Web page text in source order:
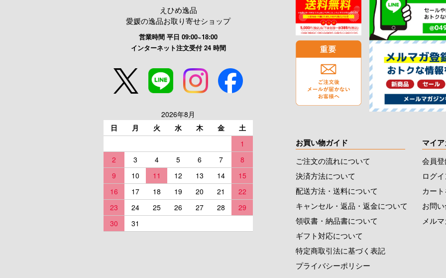
えひめ逸品
愛媛の逸品お取り寄せショップ
営業時間 平日 09:00~18:00
インターネット注文受付 24 時間
2026年8月
日
月 火 水 木 金
土
1
2
3 4 5 6 7
8
9
10 11 12 13 14
15
16
17 18 19 20 21
22
23
24 25 26 27 28
29
30
31
お買い物ガイド
ご注文の流れについて
決済方法について
配送方法・送料について
キャンセル・返品・返金について
領収書・納品書について
ギフト対応について
特定商取引法に基づく表記
プライバシーポリシー
マイ
会員
ログ
カー
お問
メル